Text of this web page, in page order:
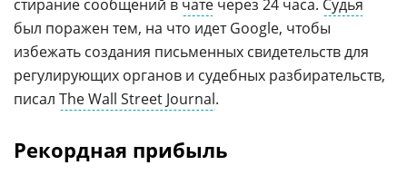
стирание сообщений в чате через 24 часа. Судья
был поражен тем, на что идет Google, чтобы
избежать создания письменных свидетельств для
регулирующих органов и судебных разбирательств,
писал The Wall Street Journal.
Рекордная прибыль